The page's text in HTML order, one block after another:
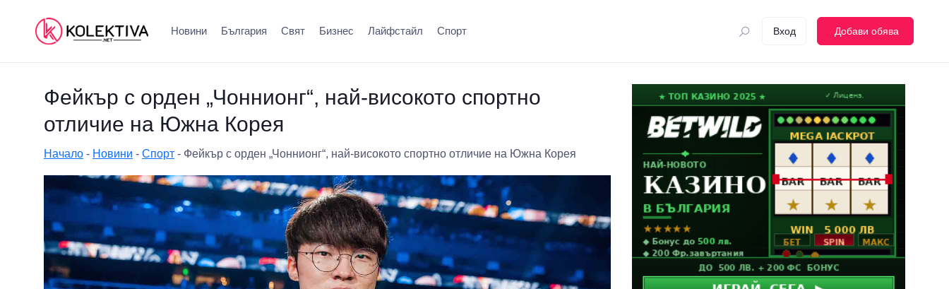
Новини България Свят Бизнес Лайфстайл Спорт Вход Добави обява
Фейкър с орден „Чоннионг“, най-високото спортно
отличие на Южна Корея
Начало - Новини - Спорт - Фейкър с орден „Чоннионг“, най-високото спортно отличие на Южна Корея